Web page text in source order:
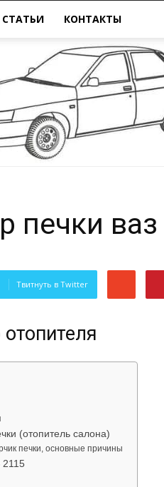
СТАТЬИ КОНТАКТЫ
печки
Твитнуть в Twitter
(отопитель салона)
печки, основные причины
2115